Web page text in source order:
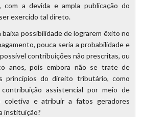
com a devida e ampla publicação do
exercido tal direto.
possibilidade de lograrem êxito no
pouca seria a probabilidade e
contribuições não prescritas, ou
anos, pois embora não se trate de
princípios do direito tributário, como
assistencial por meio de
coletiva e atribuir a fatos geradores
instituição?